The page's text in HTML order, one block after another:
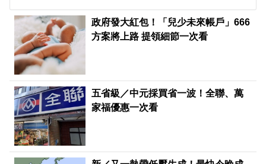
政府發大紅包！「兒少未來帳戶」666
方案將上路 提領細節一次看
五省級／中元採買省一波！全聯、萬
家福優惠一次看